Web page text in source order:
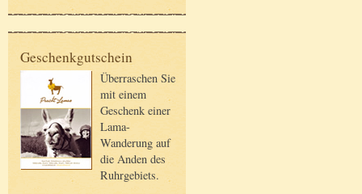
Geschenkgutschein
Überraschen Sie
mit einem
Geschenk einer
Lama-
Wanderung auf
die Anden des
Ruhrgebiets.